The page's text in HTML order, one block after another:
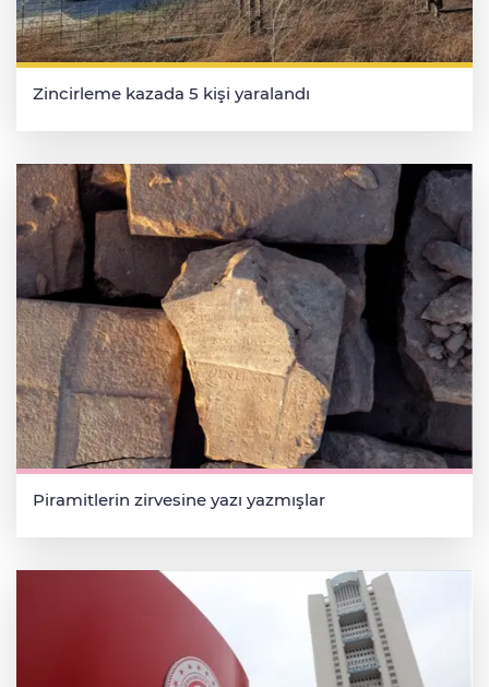
Zincirleme kazada 5 kişi yaralandı
Piramitlerin zirvesine yazı yazmışlar